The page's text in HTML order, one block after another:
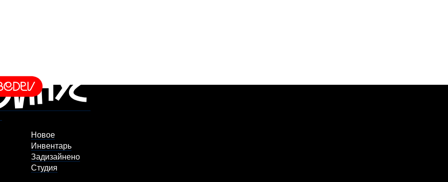
Новое
Инвентарь
Задизайнено
Студия